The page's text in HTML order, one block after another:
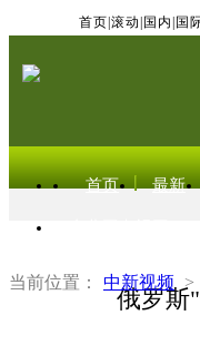
首页 滚动 国内 国
首页 最新
当前位置： 中新视频 >
俄罗斯